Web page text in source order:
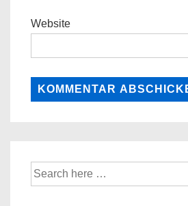
Website
Suche
nach: